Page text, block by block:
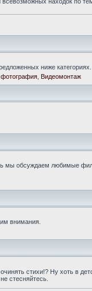
ниже категориях.
Видеомонтаж
мы обсуждаем любимые
внимания.
стихи!? Ну хоть в
стесняйтесь.